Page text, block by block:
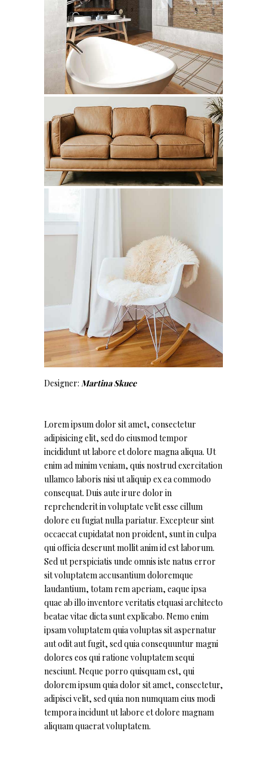
Designer: Martina Skuce
Lorem ipsum dolor sit amet, consectetur
adipisicing elit, sed do eiusmod tempor
incididunt ut labore et dolore magna aliqua. Ut
enim ad minim veniam, quis nostrud exercitation
ullamco laboris nisi ut aliquip ex ea commodo
consequat. Duis aute irure dolor in
reprehenderit in voluptate velit esse cillum
dolore eu fugiat nulla pariatur. Excepteur sint
occaecat cupidatat non proident, sunt in culpa
qui officia deserunt mollit anim id est laborum.
Sed ut perspiciatis unde omnis iste natus error
sit voluptatem accusantium doloremque
laudantium, totam rem aperiam, eaque ipsa
quae ab illo inventore veritatis etquasi architecto
beatae vitae dicta sunt explicabo. Nemo enim
ipsam voluptatem quia voluptas sit aspernatur
aut odit aut fugit, sed quia consequuntur magni
dolores eos qui ratione voluptatem sequi
nesciunt. Neque porro quisquam est, qui
dolorem ipsum quia dolor sit amet, consectetur,
adipisci velit, sed quia non numquam eius modi
tempora incidunt ut labore et dolore magnam
aliquam quaerat voluptatem.